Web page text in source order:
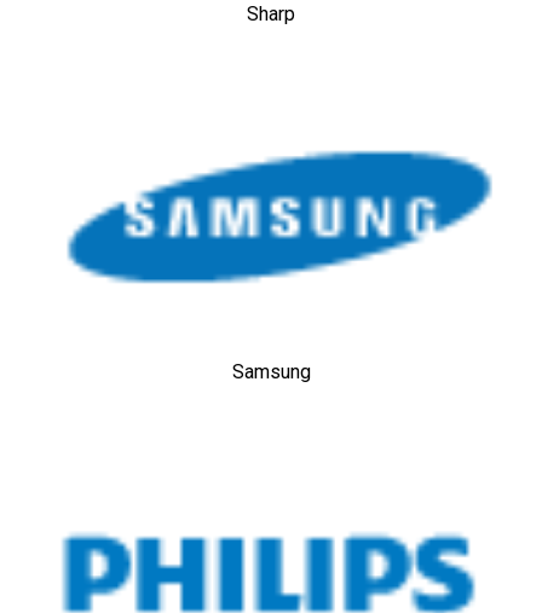
Sharp
Samsung